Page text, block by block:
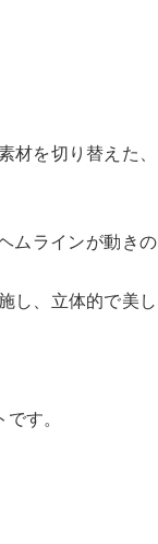
材を切り替えた、
ムラインが動きの
し、立体的で美し
す。